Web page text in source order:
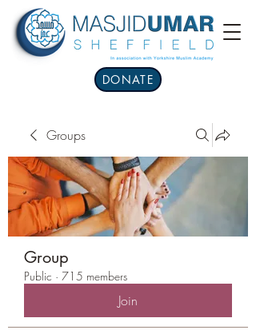
DONATE
Groups
Group
Public · 715 members
Join